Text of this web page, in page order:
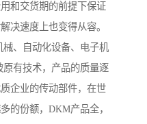
和交货期的前提下保证
决速度上也变得从容。
、自动化设备、电子机
有技术，产品的质量逐
企业的传动部件，在世
的份额，DKM产品全，